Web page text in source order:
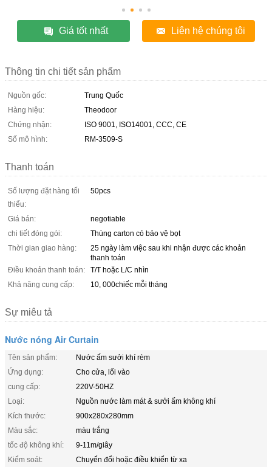
Giá tốt nhất Liên hệ chúng tôi
Thông tin chi tiết sản phẩm
Nguồn gốc:
Trung Quốc
Hàng hiệu:
Theodoor
Chứng nhận:
ISO 9001, ISO14001, CCC, CE
Số mô hình:
RM-3509-S
Thanh toán
Số lượng đặt hàng tối
thiểu:
50pcs
Giá bán:
negotiable
chi tiết đóng gói:
Thùng carton có bảo vệ bọt
Thời gian giao hàng:
25 ngày làm việc sau khi nhận được các khoản
thanh toán
Điều khoản thanh toán:
T/T hoặc L/C nhìn
Khả năng cung cấp:
10, 000chiếc mỗi tháng
Sự miêu tả
Nước nóng Air Curtain
Tên sản phẩm:
Nước ấm sưởi khí rèm
Ứng dụng:
Cho cửa, lối vào
cung cấp:
220V-50HZ
Loại:
Nguồn nước làm mát & sưởi ấm không khí
Kích thước:
900x280x280mm
Màu sắc:
màu trắng
tốc độ không khí:
9-11m/giây
Kiểm soát:
Chuyển đổi hoặc điều khiển từ xa